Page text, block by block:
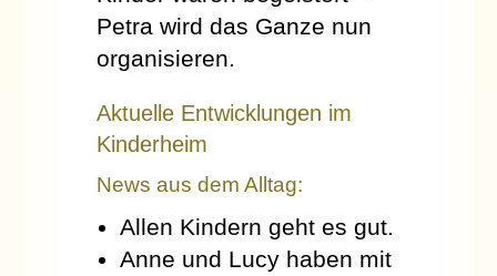
Petra wird das Ganze nun
organisieren.
Aktuelle Entwicklungen im
Kinderheim
News aus dem Alltag:
Allen Kindern geht es gut.
Anne und Lucy haben mit